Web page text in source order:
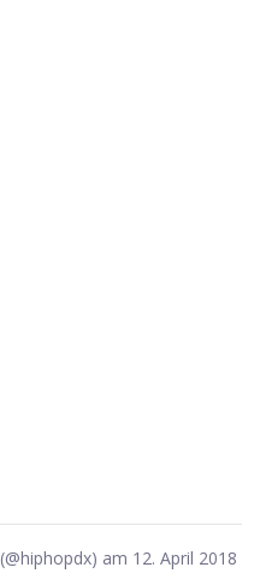
(@hiphopdx) am 12. April 2018